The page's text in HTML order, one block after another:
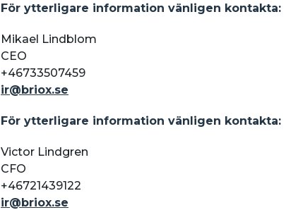
För ytterligare information vänligen kontakta:
Mikael Lindblom
CEO
+46733507459
ir@briox.se
För ytterligare information vänligen kontakta:
Victor Lindgren
CFO
+46721439122
ir@briox.se